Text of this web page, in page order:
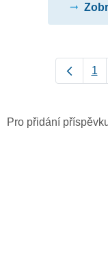
1
Pro přidání